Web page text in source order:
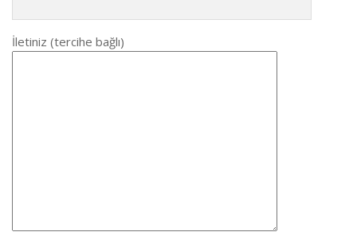
İletiniz (tercihe bağlı)